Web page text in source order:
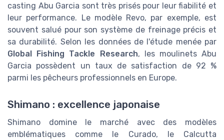
casting Abu Garcia sont très prisés pour leur fiabilité et
leur performance. Le modèle Revo, par exemple, est
souvent salué pour son système de freinage précis et
sa durabilité. Selon les données de l'étude menée par
Global Fishing Tackle Research, les moulinets Abu
Garcia possèdent un taux de satisfaction de 92 %
parmi les pêcheurs professionnels en Europe.
Shimano : excellence japonaise
Shimano domine le marché avec des modèles
emblématiques comme le Curado, le Calcutta